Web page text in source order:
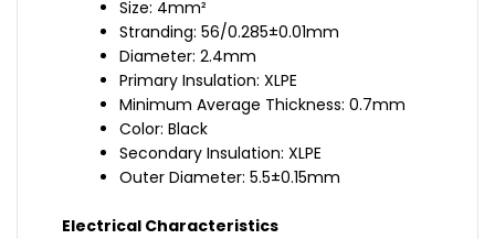
Size: 4mm²
Stranding: 56/0.285±0.01mm
Diameter: 2.4mm
Primary Insulation: XLPE
Minimum Average Thickness: 0.7mm
Color: Black
Secondary Insulation: XLPE
Outer Diameter: 5.5±0.15mm
Electrical Characteristics